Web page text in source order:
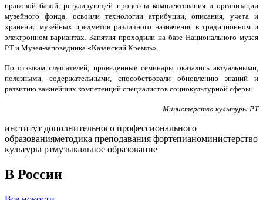
правовой базой, регулирующей процессы комплектования и организации
музейного фонда, освоили технологии атрибуции, описания, учета и
хранения музейных предметов различного назначения в традиционном и
электронном вариантах. Занятия проходили на базе Национального музея
РТ и Музея-заповедника «Казанский Кремль».
По отзывам слушателей, проведенные семинары оказались актуальными,
полезными, содержательными, способствовали обновлению знаний и
развитию важнейших компетенций специалистов социокультурной сферы.
Министерство культуры РТ
институт дополнительного профессионального
образованияметодика преподавания фортепианоминистерство
культуры ртмузыкальное образование
В России